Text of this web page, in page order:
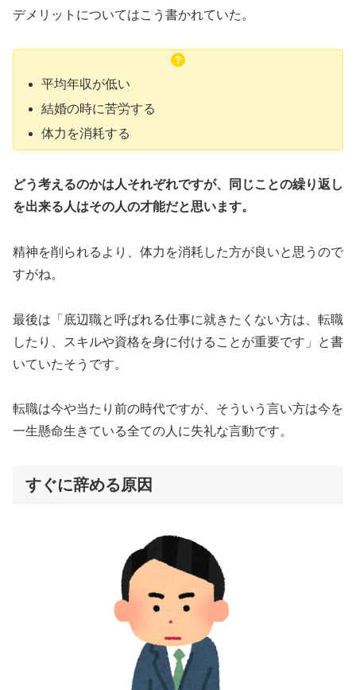
デメリットについてはこう書かれていた。
平均年収が低い
結婚の時に苦労する
体力を消耗する
どう考えるのかは人それぞれですが、同じことの繰り返し
を出来る人はその人の才能だと思います。
精神を削られるより、体力を消耗した方が良いと思うので
すがね。
最後は「底辺職と呼ばれる仕事に就きたくない方は、転職
したり、スキルや資格を身に付けることが重要です」と書
いていたそうです。
転職は今や当たり前の時代ですが、そういう言い方は今を
一生懸命生きている全ての人に失礼な言動です。
すぐに辞める原因